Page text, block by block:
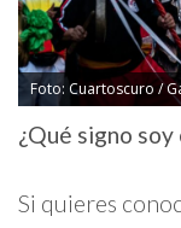
Foto: Cuartoscuro /
¿Qué signo
Si quieres